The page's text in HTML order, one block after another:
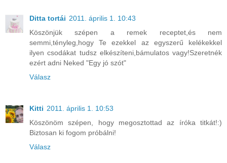
Ditta tortái 2011. április 1. 10:43
Köszönjük szépen a remek receptet,és nem
semmi,tényleg,hogy Te ezekkel az egyszerű kelékekkel
ilyen csodákat tudsz elkészíteni,bámulatos vagy!Szeretnék
ezért adni Neked "Egy jó szót"
Válasz
Kitti 2011. április 1. 10:53
Köszönöm szépen, hogy megosztottad az íróka titkát!:)
Biztosan ki fogom próbálni!
Válasz